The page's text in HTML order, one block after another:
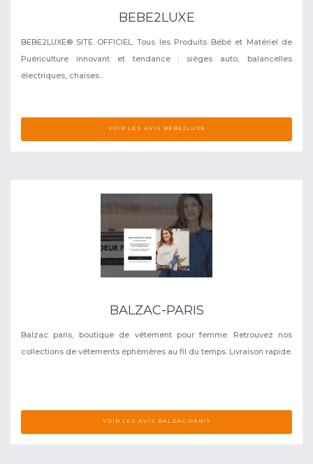
BEBE2LUXE
BEBE2LUXE® SITE OFFICIEL. Tous les Produits Bébé et Matériel de
Puériculture innovant et tendance : sièges auto, balancelles
électriques, chaises...
VOIR LES AVIS BEBE2LUXE
BALZAC-PARIS
Balzac paris, boutique de vêtement pour femme. Retrouvez nos
collections de vêtements éphémères au fil du temps. Livraison rapide.
VOIR LES AVIS BALZAC-PARIS